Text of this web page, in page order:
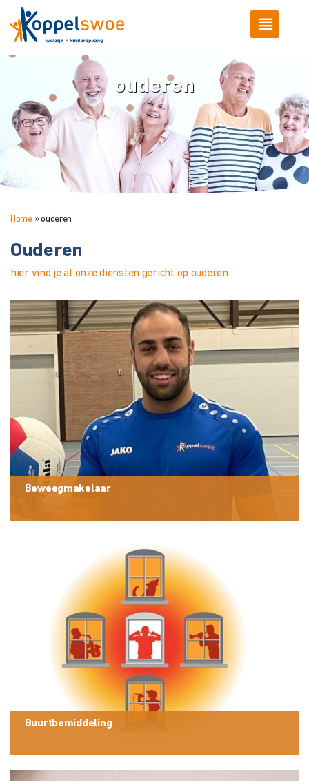
ouderen
Home»ouderen
Ouderen
hier vind je al onze diensten gericht op ouderen
Beweegmakelaar
Buurtbemiddeling